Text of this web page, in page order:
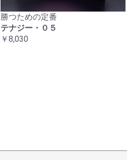
勝つための定番
テナジー・０５
￥8,030